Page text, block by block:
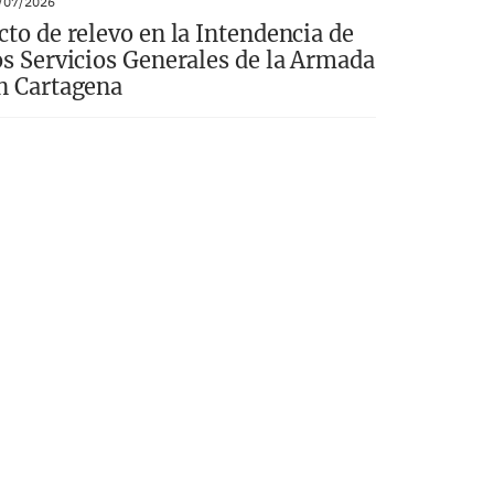
de relevo en la Intendencia de
Servicios Generales de la Armada
Cartagena